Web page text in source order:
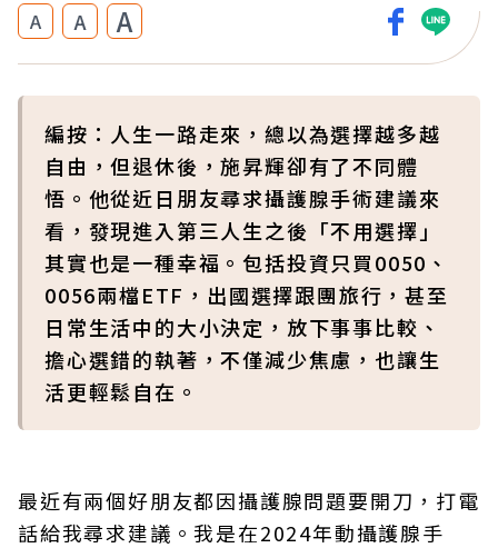
A A A
編按：人生一路走來，總以為選擇越多越
自由，但退休後，施昇輝卻有了不同體
悟。他從近日朋友尋求攝護腺手術建議來
看，發現進入第三人生之後「不用選擇」
其實也是一種幸福。包括投資只買0050、
0056兩檔ETF，出國選擇跟團旅行，甚至
日常生活中的大小決定，放下事事比較、
擔心選錯的執著，不僅減少焦慮，也讓生
活更輕鬆自在。
最近有兩個好朋友都因攝護腺問題要開刀，打電
話給我尋求建議。我是在2024年動攝護腺手